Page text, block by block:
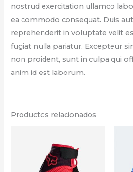
nostrud exercitation ullamco
ea commodo consequat. Duis
reprehenderit in voluptate velit
fugiat nulla pariatur. Excepteur
non proident, sunt in culpa qui
anim id est laborum.
Productos relacionados